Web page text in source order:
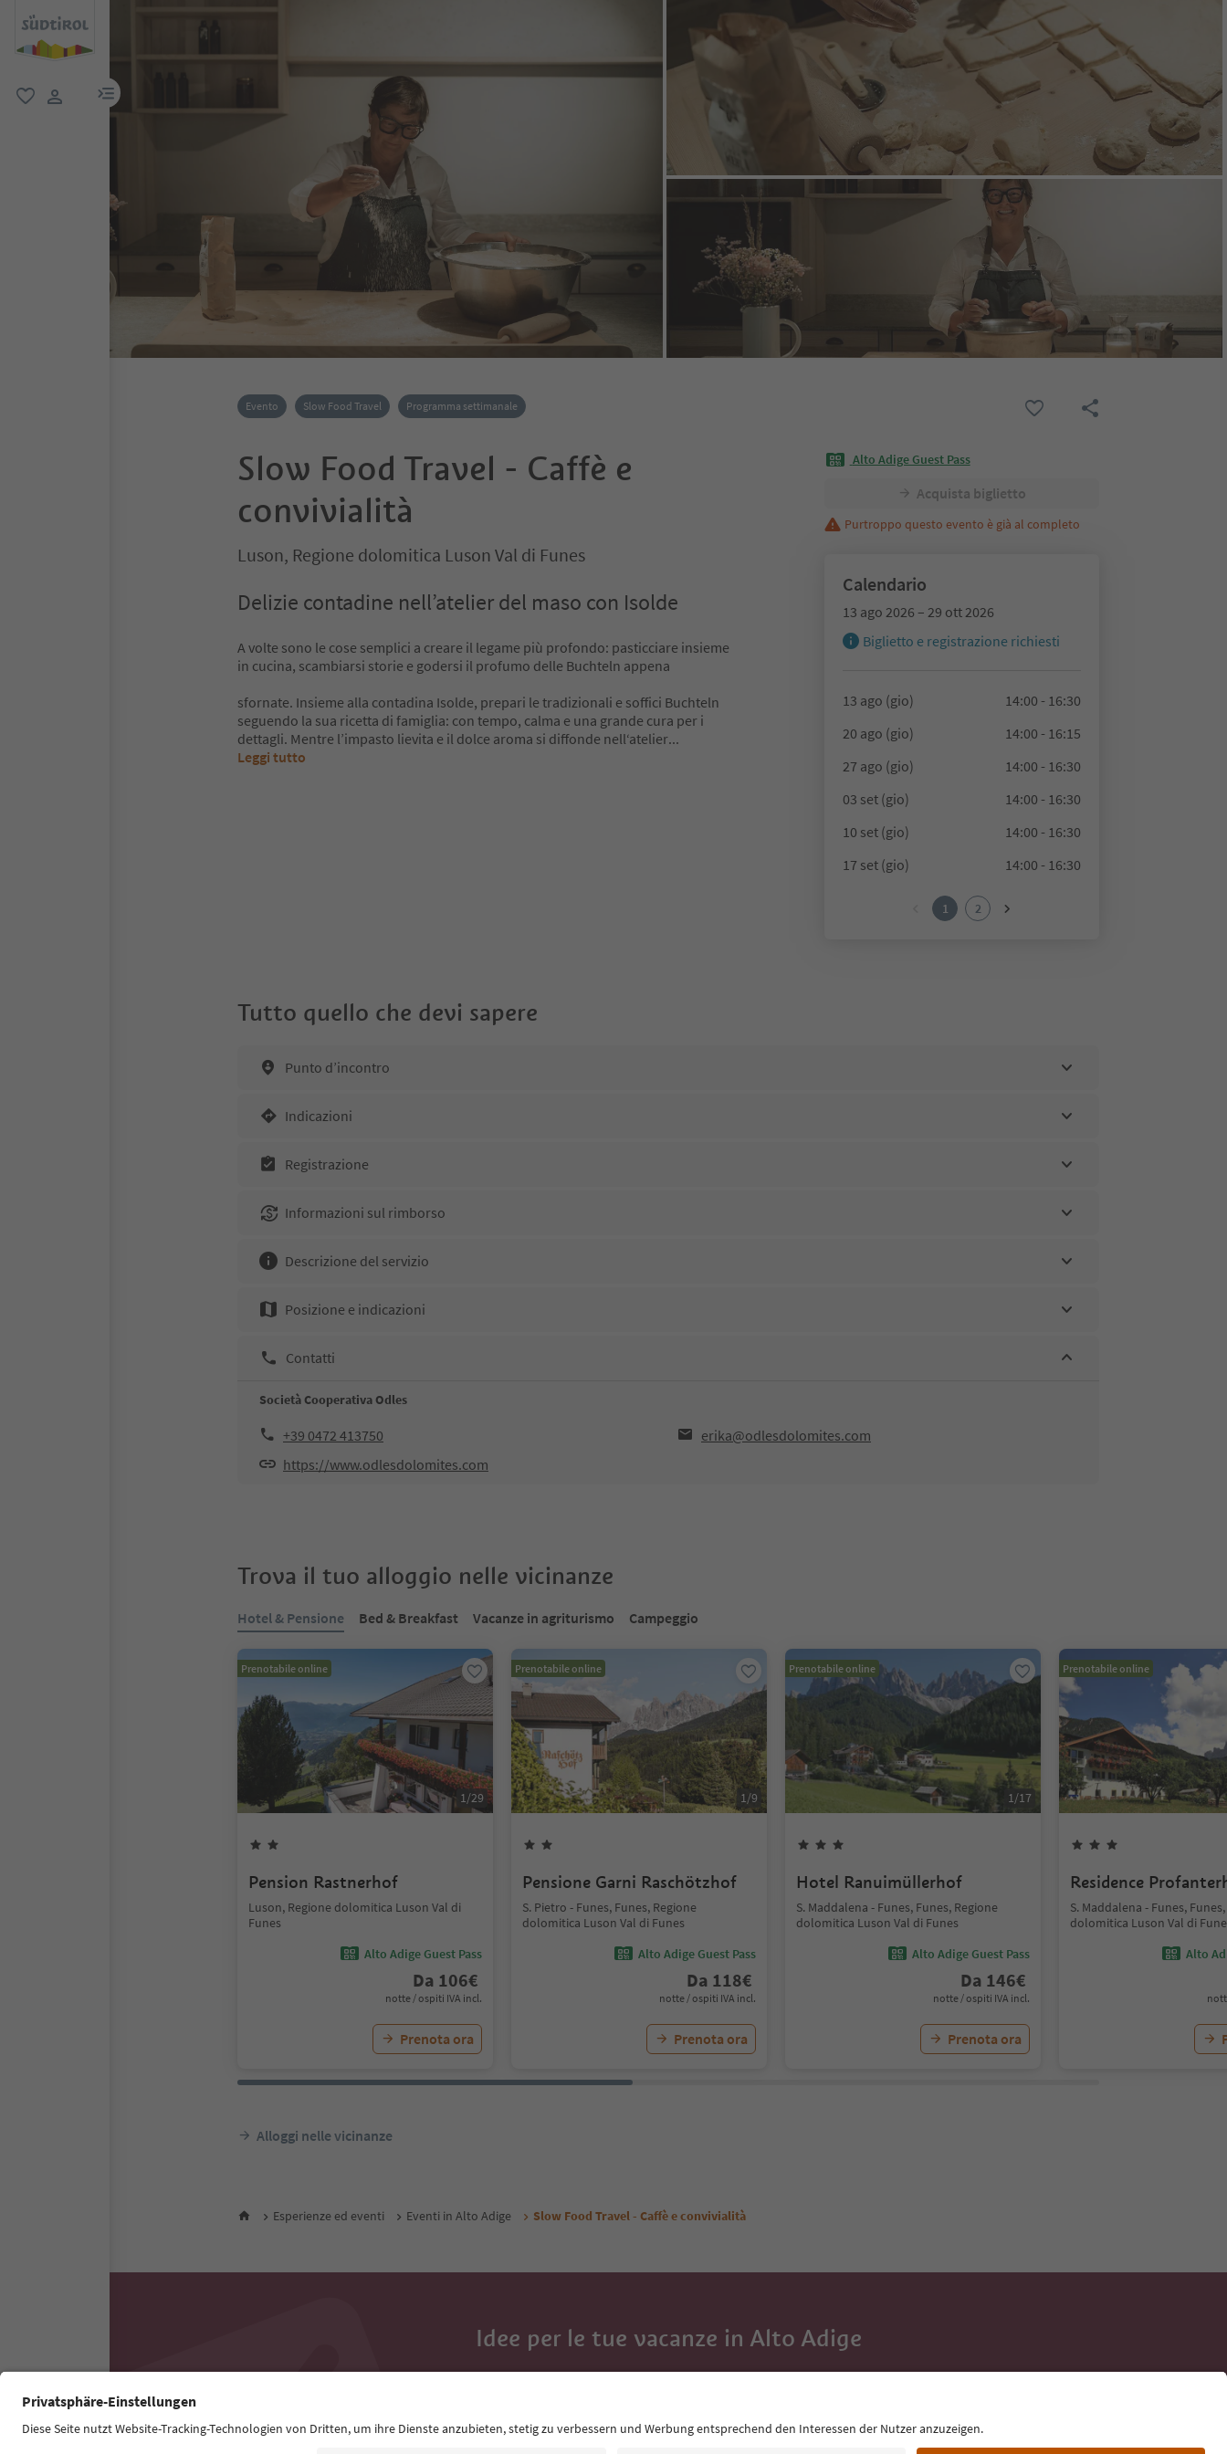
menu link
Evento Slow Food Travel Programma settimanale
Slow Food Travel - Caffè e
convivialità
Luson, Regione dolomitica Luson Val di Funes
Delizie contadine nell’atelier del maso con Isolde
A volte sono le cose semplici a creare il legame più profondo: pasticciare insieme
in cucina, scambiarsi storie e godersi il profumo delle Buchteln appena
sfornate. Insieme alla contadina Isolde, prepari le tradizionali e soffici Buchteln
seguendo la sua ricetta di famiglia: con tempo, calma e una grande cura per i
dettagli. Mentre l’impasto lievita e il dolce aroma si diffonde nell‘atelier...
Leggi tutto
Alto Adige Guest Pass
Acquista biglietto
Purtroppo questo evento è già al completo
Calendario
13 ago 2026 – 29 ott 2026
Biglietto e registrazione richiesti
13 ago (gio)
14:00 - 16:30
20 ago (gio)
14:00 - 16:15
27 ago (gio)
14:00 - 16:30
03 set (gio)
14:00 - 16:30
10 set (gio)
14:00 - 16:30
17 set (gio)
14:00 - 16:30
1 2
Tutto quello che devi sapere
Punto d’incontro
Indicazioni
Registrazione
Informazioni sul rimborso
Descrizione del servizio
Posizione e indicazioni
Contatti
Società Cooperativa Odles
+39 0472 413750
erika@odlesdolomites.com
https://www.odlesdolomites.com
Trova il tuo alloggio nelle vicinanze
Hotel & Pensione Bed & Breakfast Vacanze in agriturismo Campeggio
Prenotabile online
1 /29
Pension Rastnerhof
Luson, Regione dolomitica Luson Val di
Funes
Alto Adige Guest Pass
Da 106€
notte / ospiti IVA incl.
Prenota ora
Prenotabile online
1 /9
Pensione Garni Raschötzhof
S. Pietro - Funes, Funes, Regione
dolomitica Luson Val di Funes
Alto Adige Guest Pass
Da 118€
notte / ospiti IVA incl.
Prenota ora
Prenotabile online
1 /17
Hotel Ranuimüllerhof
S. Maddalena - Funes, Funes, Regione
dolomitica Luson Val di Funes
Alto Adige Guest Pass
Da 146€
notte / ospiti IVA incl.
Prenota ora
Prenotabile online
Residence
S. Maddalena - Funes,
dolomitica Luson Val di
Alto
Alloggi nelle vicinanze
Esperienze ed eventi Eventi in Alto Adige Slow Food Travel - Caffè e convivialità
Idee per le tue vacanze in Alto Adige
Con la newsletter dell’Alto Adige ricevi consigli per le tue vacanze,